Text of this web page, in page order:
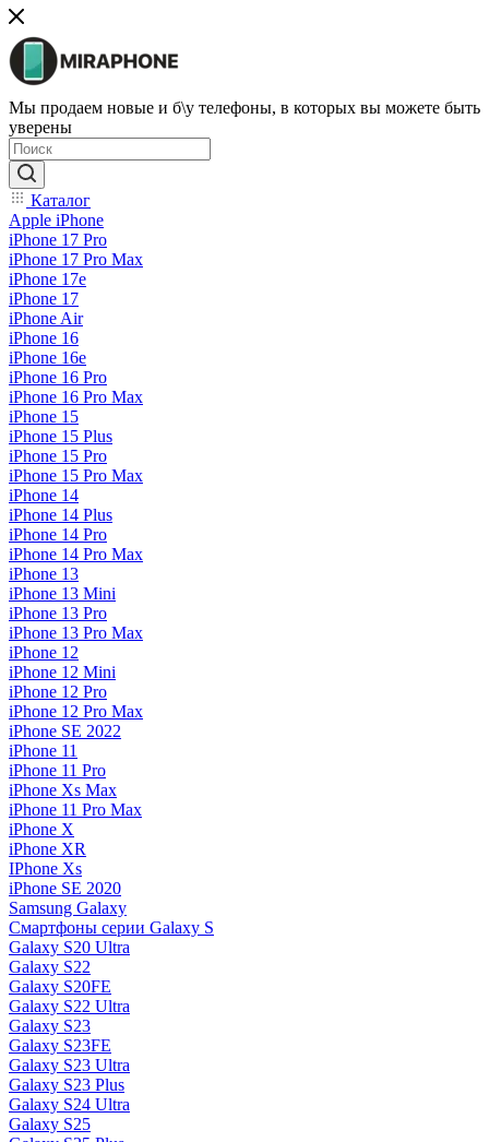
Мы продаем новые и б\у телефоны, в которых вы можете быть
уверены
Каталог
Apple iPhone
iPhone 17 Pro
iPhone 17 Pro Max
iPhone 17e
iPhone 17
iPhone Air
iPhone 16
iPhone 16e
iPhone 16 Pro
iPhone 16 Pro Max
iPhone 15
iPhone 15 Plus
iPhone 15 Pro
iPhone 15 Pro Max
iPhone 14
iPhone 14 Plus
iPhone 14 Pro
iPhone 14 Pro Max
iPhone 13
iPhone 13 Mini
iPhone 13 Pro
iPhone 13 Pro Max
iPhone 12
iPhone 12 Mini
iPhone 12 Pro
iPhone 12 Pro Max
iPhone SE 2022
iPhone 11
iPhone 11 Pro
iPhone Xs Max
iPhone 11 Pro Max
iPhone X
iPhone XR
IPhone Xs
iPhone SE 2020
Samsung Galaxy
Смартфоны серии Galaxy S
Galaxy S20 Ultra
Galaxy S22
Galaxy S20FE
Galaxy S22 Ultra
Galaxy S23
Galaxy S23FE
Galaxy S23 Ultra
Galaxy S23 Plus
Galaxy S24 Ultra
Galaxy S25